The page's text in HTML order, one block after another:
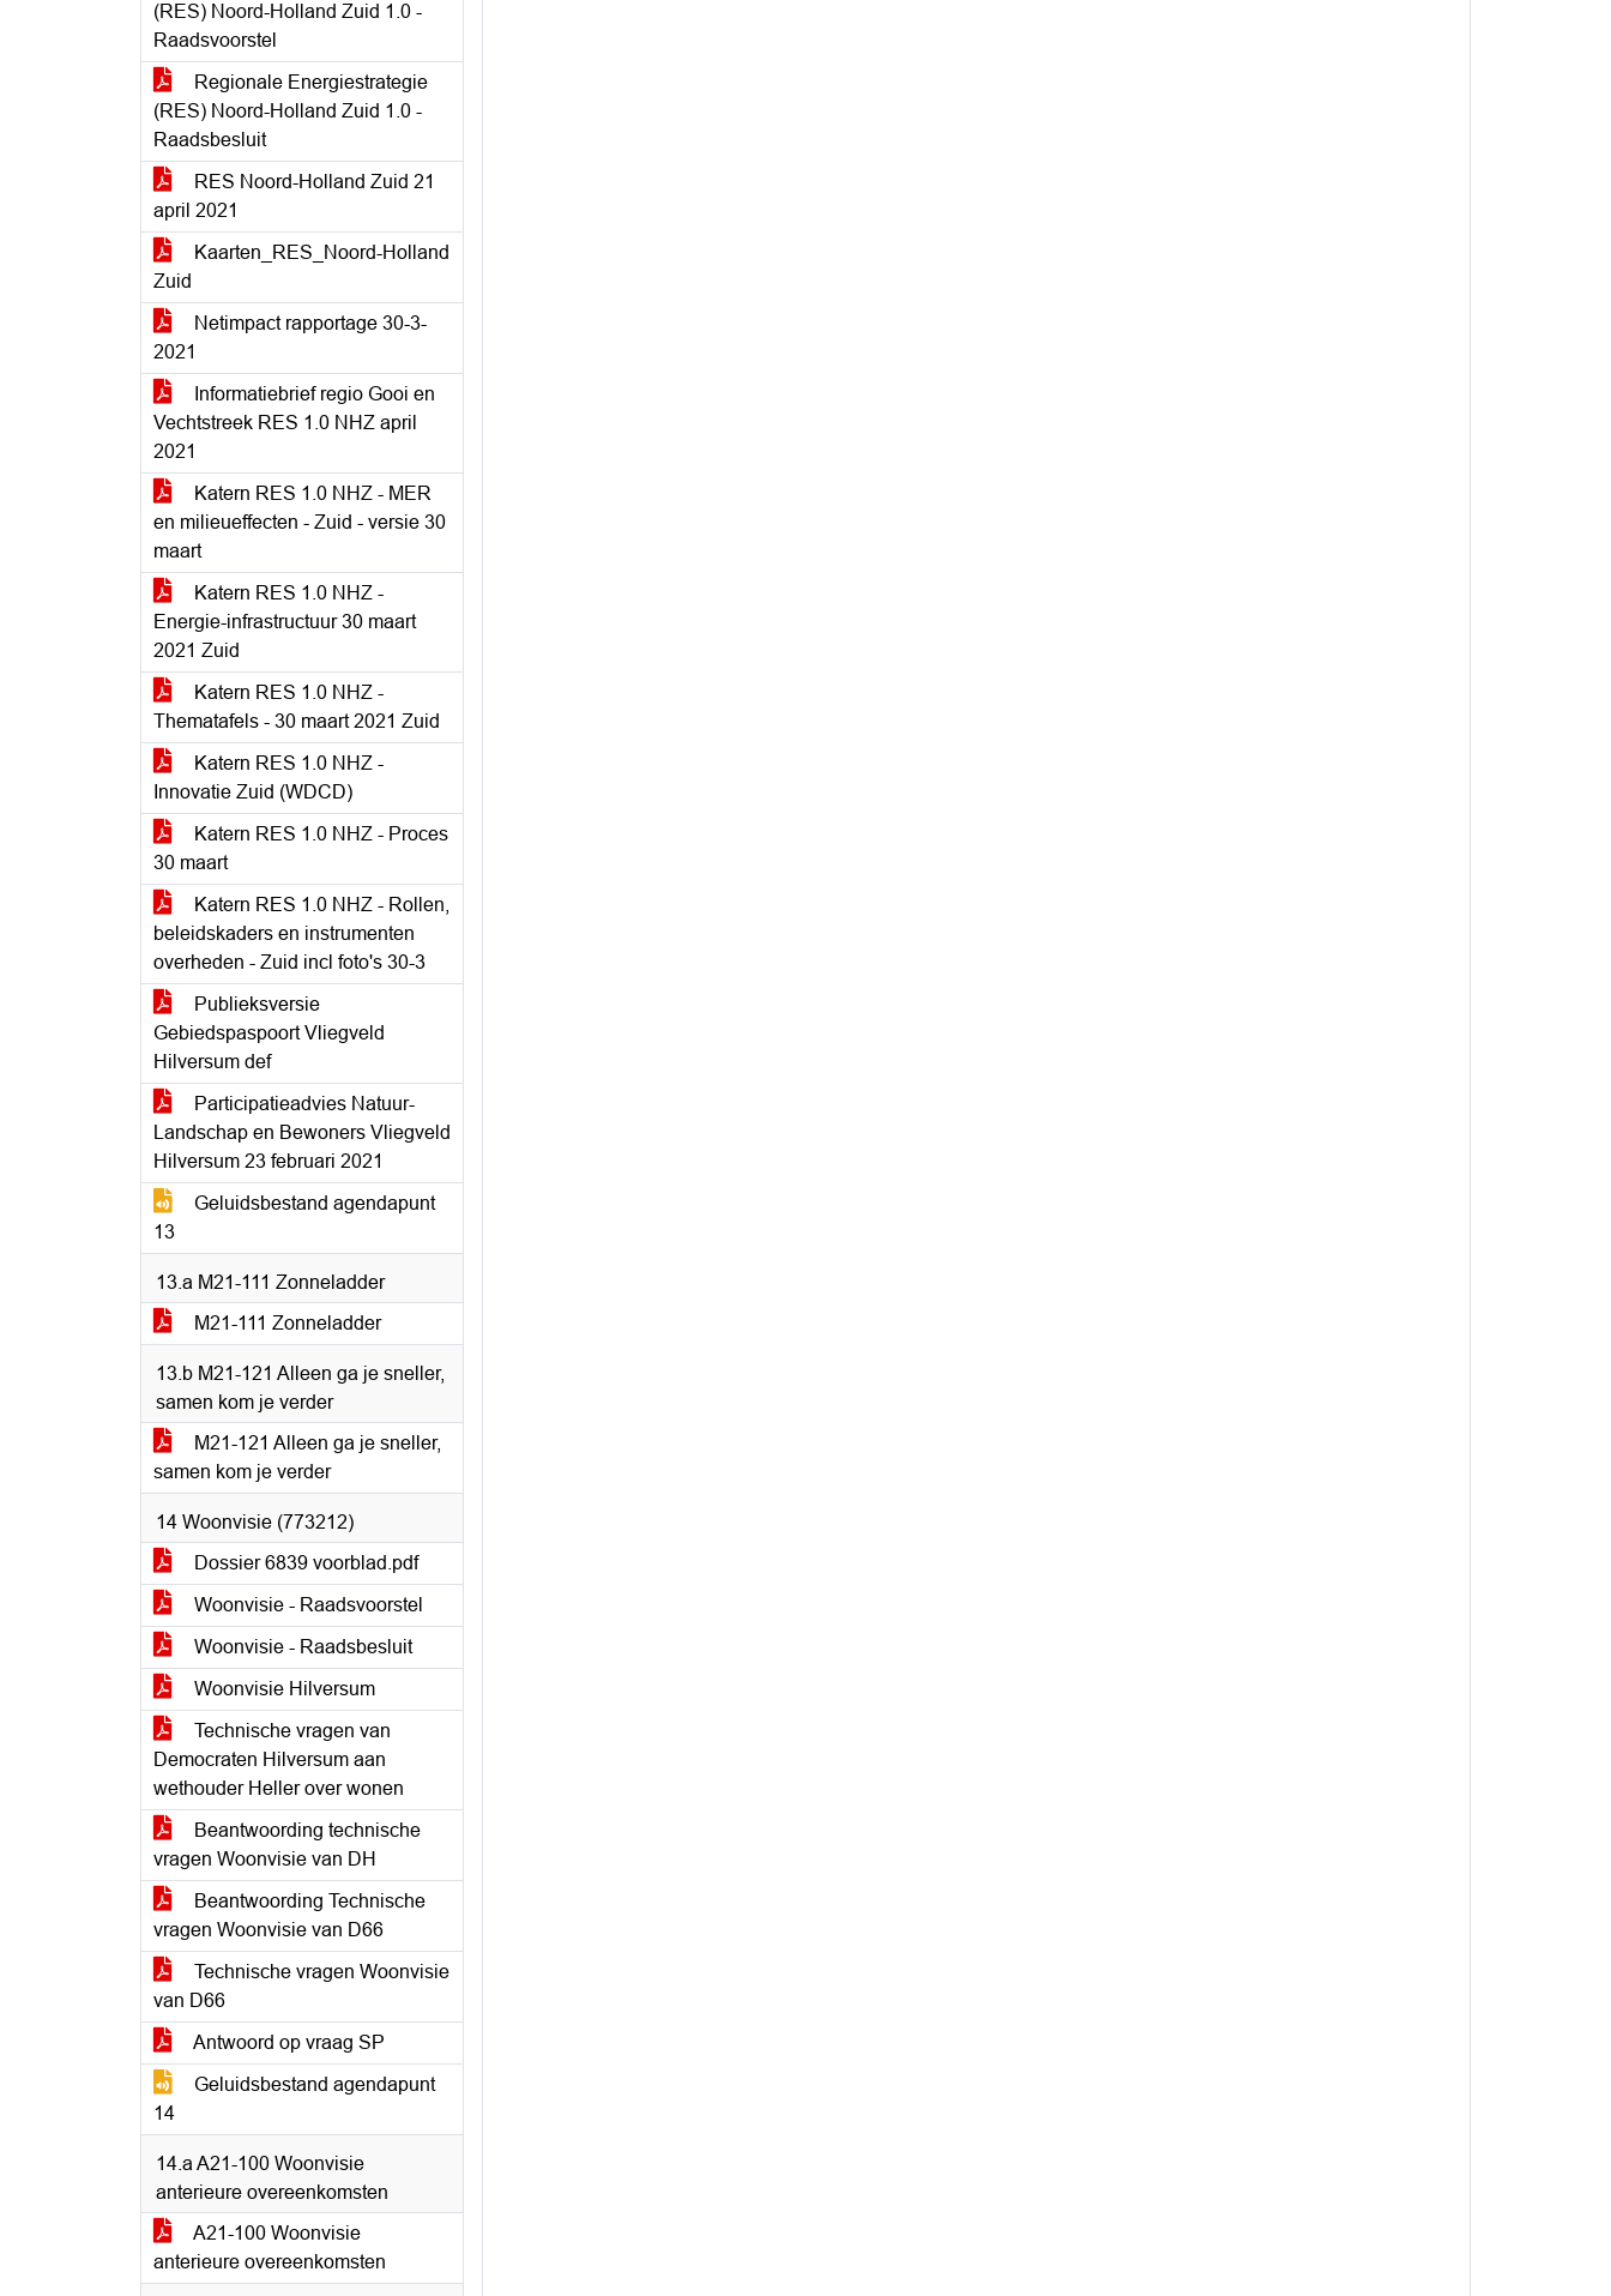
(RES) Noord-Holland Zuid 1.0 -
Raadsvoorstel
Regionale Energiestrategie
(RES) Noord-Holland Zuid 1.0 -
Raadsbesluit
RES Noord-Holland Zuid 21
april 2021
Kaarten_RES_Noord-Holland
Zuid
Netimpact rapportage 30-3-
2021
Informatiebrief regio Gooi en
Vechtstreek RES 1.0 NHZ april
2021
Katern RES 1.0 NHZ - MER
en milieueffecten - Zuid - versie 30
maart
Katern RES 1.0 NHZ -
Energie-infrastructuur 30 maart
2021 Zuid
Katern RES 1.0 NHZ -
Thematafels - 30 maart 2021 Zuid
Katern RES 1.0 NHZ -
Innovatie Zuid (WDCD)
Katern RES 1.0 NHZ - Proces
30 maart
Katern RES 1.0 NHZ - Rollen,
beleidskaders en instrumenten
overheden - Zuid incl foto's 30-3
Publieksversie
Gebiedspaspoort Vliegveld
Hilversum def
Participatieadvies Natuur-
Landschap en Bewoners Vliegveld
Hilversum 23 februari 2021
Geluidsbestand agendapunt
13
13.a M21-111 Zonneladder
M21-111 Zonneladder
13.b M21-121 Alleen ga je sneller,
samen kom je verder
M21-121 Alleen ga je sneller,
samen kom je verder
14 Woonvisie (773212)
Dossier 6839 voorblad.pdf
Woonvisie - Raadsvoorstel
Woonvisie - Raadsbesluit
Woonvisie Hilversum
Technische vragen van
Democraten Hilversum aan
wethouder Heller over wonen
Beantwoording technische
vragen Woonvisie van DH
Beantwoording Technische
vragen Woonvisie van D66
Technische vragen Woonvisie
van D66
Antwoord op vraag SP
Geluidsbestand agendapunt
14
14.a A21-100 Woonvisie
anterieure overeenkomsten
A21-100 Woonvisie
anterieure overeenkomsten